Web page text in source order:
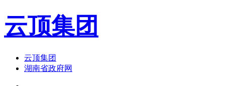
云顶集团
云顶集团
湖南省政府网